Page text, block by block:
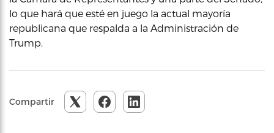
lo que hará que esté en juego la actual mayoría
republicana que respalda a la Administración de
Trump.
Compartir